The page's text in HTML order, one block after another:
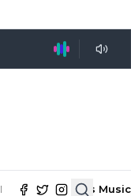
Ekonomi & Bisnis Music